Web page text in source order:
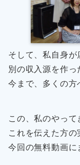
そして、私自身
別の収入源を作っ
今まで、多くの方
この、私のやっ
これを伝えた方の
今回の無料動画に